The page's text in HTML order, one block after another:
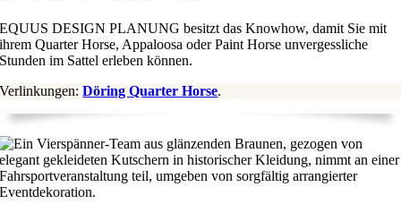
EQUUS DESIGN PLANUNG besitzt das Knowhow, damit Sie mit
ihrem Quarter Horse, Appaloosa oder Paint Horse unvergessliche
Stunden im Sattel erleben können.
Verlinkungen:Döring Quarter Horse.